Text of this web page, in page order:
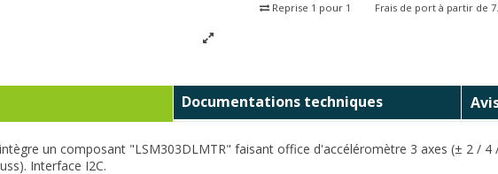
Reprise 1 pour 1 Frais de port à partir de
Documentations techniques
un composant "LSM303DLMTR" faisant office d'accéléromètre 3 axes (± 2 /
Interface I2C.